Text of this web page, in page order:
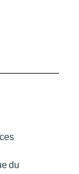
du